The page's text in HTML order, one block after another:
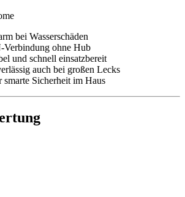
bei Wasserschäden
ohne Hub
und schnell einsatzbereit
auch bei großen Lecks
smarte Sicherheit im Haus